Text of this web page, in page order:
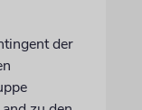
der